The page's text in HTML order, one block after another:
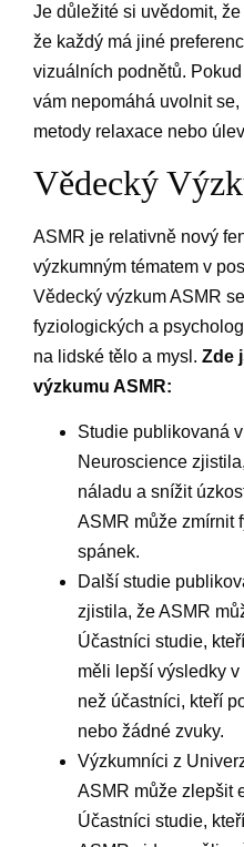
Je důležité si uvědomit,
že každý má jiné
vizuálních podnětů.
vám nepomáhá uvolnit
metody relaxace nebo
Vědecký
ASMR je relativně nový
výzkumným tématem v
Vědecký výzkum ASMR
fyziologických a
na lidské tělo a mysl. Zde
výzkumu ASMR:
Studie publikovaná
Neuroscience
náladu a snížit
ASMR může zmírnit
spánek.
Další studie
zjistila, že ASMR
Účastníci studie,
měli lepší výsledky
než účastníci, kteří
nebo žádné zvuky.
Výzkumníci z
ASMR může zlepšit
Účastníci studie,